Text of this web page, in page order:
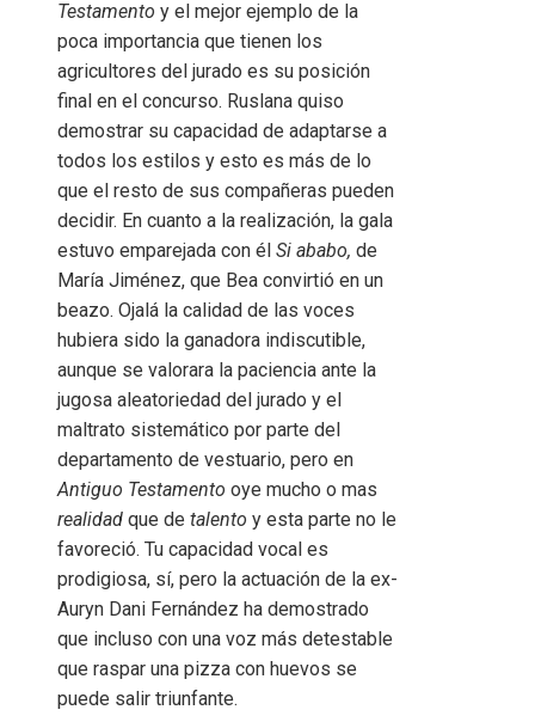
Testamento y el mejor ejemplo de la
poca importancia que tienen los
agricultores del jurado es su posición
final en el concurso. Ruslana quiso
demostrar su capacidad de adaptarse a
todos los estilos y esto es más de lo
que el resto de sus compañeras pueden
decidir. En cuanto a la realización, la gala
estuvo emparejada con él Si ababo, de
María Jiménez, que Bea convirtió en un
beazo. Ojalá la calidad de las voces
hubiera sido la ganadora indiscutible,
aunque se valorara la paciencia ante la
jugosa aleatoriedad del jurado y el
maltrato sistemático por parte del
departamento de vestuario, pero en
Antiguo Testamento oye mucho o mas
realidad que de talento y esta parte no le
favoreció. Tu capacidad vocal es
prodigiosa, sí, pero la actuación de la ex-
Auryn Dani Fernández ha demostrado
que incluso con una voz más detestable
que raspar una pizza con huevos se
puede salir triunfante.